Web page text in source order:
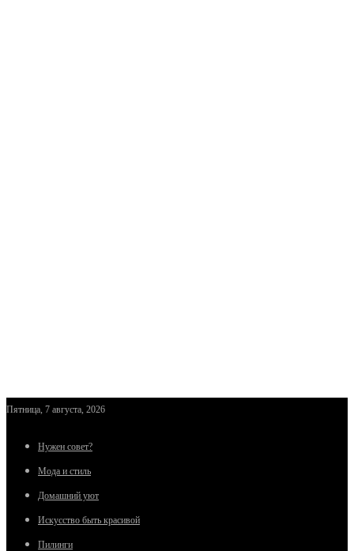
Пятница, 7 августа, 2026
Нужен совет?
Мода и стиль
Домашний уют
Искусство быть красивой
Пилинги